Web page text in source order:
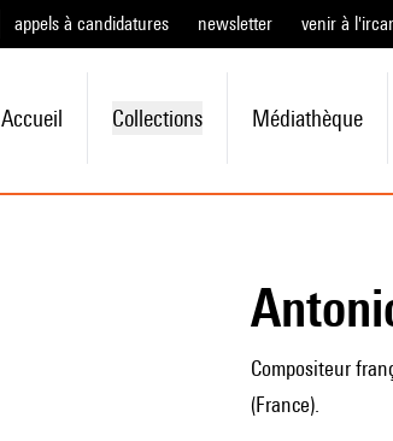
appels à candidatures newsletter venir à
Accueil Collections Médiathèque
Compositeur
(France).